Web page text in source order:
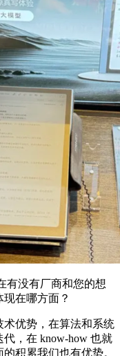
没有厂商和您的想
在哪方面？
优势，在算法和系统
，在 know-how 也就
积累我们也有优势。